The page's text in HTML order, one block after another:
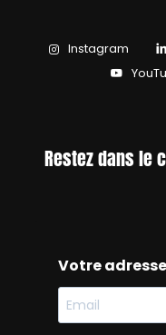
Instagram
Restez dans le
Votre